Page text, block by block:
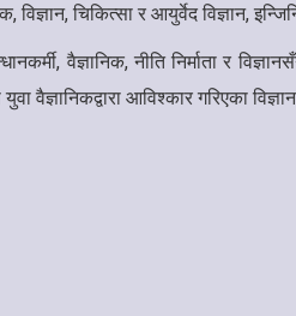
चिकित्सा र आयुर्वेद विज्ञान,
वैज्ञानिक, नीति निर्माता र
वैज्ञानिकद्वारा आविश्कार गरिएका